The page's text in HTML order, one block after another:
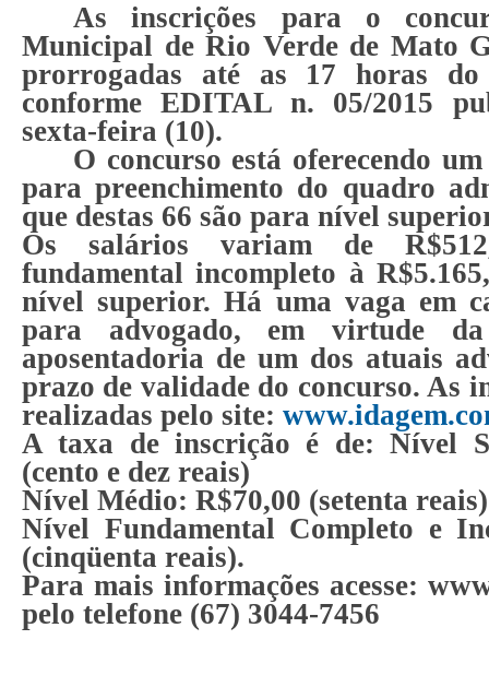
As inscrições para o
Municipal de Rio Verde de Mato
prorrogadas até as 17 horas
conforme EDITAL n. 05/2015
sexta-feira (10).
O concurso está oferecendo
para preenchimento do quadro
que destas 66 são para nível
Os salários variam de
fundamental incompleto à
nível superior. Há uma vaga em
para advogado, em virtude
aposentadoria de um dos atuais
prazo de validade do concurso. As
realizadas pelo site:
A taxa de inscrição é de: Nível
(cento e dez reais)
Nível Médio: R$70,00 (setenta reais)
Nível Fundamental Completo e
(cinqüenta reais).
Para mais informações acesse:
pelo telefone (67) 3044-7456